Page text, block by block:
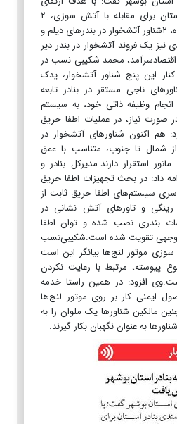
ایمنی و توانمندی بنادر استان برای مقابله با آتش سوزی، ۲
شناور آتشخوار در بندر گناوه، ۲شناور آتشخوار در بندرهای دیلم و
یک فروند آتشخوار در بندر دیر
اقتصادسرآمد، محمد شکیبی نسب در
این پنج شناور آتشخوار، یدک
ناجی مستقر در بنادر تابعه
انجام وظیفه ذاتی خود، به سیستم
صورت نیاز، در عملیات اطفا حریق
هم اکنون شناورهای آتشخوار در
شمال تا جنوب، متناسب با عمق
استقرار دارند.مدیرکل بنادر و
داد: در بحث تجهیزات اطفا حریق
سیستم‌های اطفا حریق ثابت از
رینگی و تاورهای آتش نشانی در
بندری نصب شده و توان اطفا
توجهی تقویت شده است.شکیبی‌نسب
موتور لنج‌ها بیانگر این است
پیوسته، مرتبط با رعایت نکردن
افزود: در همین راستا خدمه
ایمنی کار بر روی موتور لنج‌ها
مالکین شناورها یک ملوان را به
به عنوان نگهبان بکار گیرند.